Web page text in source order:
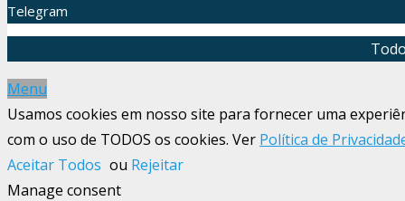
Telegram
Menu
Usamos cookies em nosso site para fornecer uma
com o uso de TODOS os cookies. Ver Política de
Aceitar Todos ou Rejeitar
Manage consent